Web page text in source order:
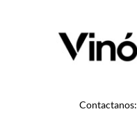
Contactanos: